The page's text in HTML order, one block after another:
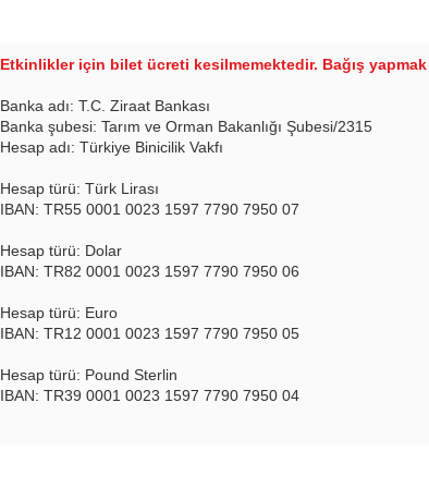
Etkinlikler için bilet ücreti kesilmemektedir. Bağış
Banka adı: T.C. Ziraat Bankası
Banka şubesi: Tarım ve Orman Bakanlığı Şubesi/2315
Hesap adı: Türkiye Binicilik Vakfı
Hesap türü: Türk Lirası
IBAN: TR55 0001 0023 1597 7790 7950 07
Hesap türü: Dolar
IBAN: TR82 0001 0023 1597 7790 7950 06
Hesap türü: Euro
IBAN: TR12 0001 0023 1597 7790 7950 05
Hesap türü: Pound Sterlin
IBAN: TR39 0001 0023 1597 7790 7950 04